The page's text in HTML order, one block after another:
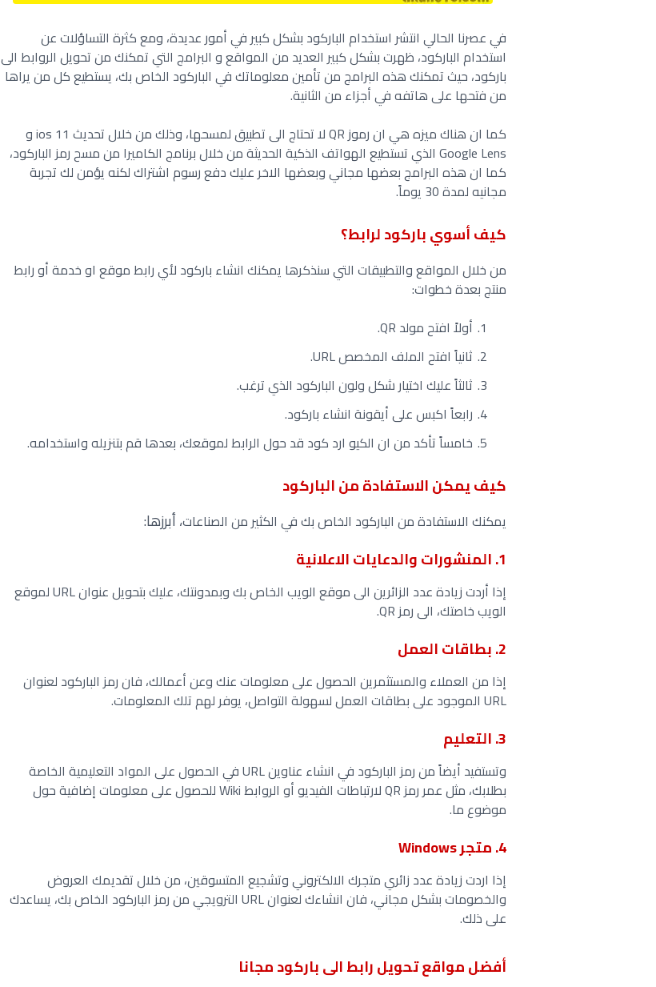
في عصرنا الحالي انتشر استخدام الباركود بشكل كبير في أمور عديدة، ومع كثرة التساؤلات عن
استخدام الباركود، ظهرت بشكل كبير العديد من المواقع و البرامج التي تمكنك من تحويل الروابط الى
باركود، حيث تمكنك هذه البرامج من تأمين معلوماتك في الباركود الخاص بك، يستطيع كل من يراها
من فتحها على هاتفه في أجزاء من الثانية.
كما ان هناك ميزه هي ان رموز QR لا تحتاج الى تطبيق لمسحها، وذلك من خلال تحديث ios 11 و
Google Lens الذي تستطيع الهواتف الذكية الحديثة من خلال برنامج الكاميرا من مسح رمز الباركود،
كما ان هذه البرامج بعضها مجاني وبعضها الاخر عليك دفع رسوم اشتراك لكنه يؤمن لك تجربة
مجانيه لمدة 30 يوماً.
كيف أسوي باركود لرابط؟
من خلال المواقع والتطبيقات التي سنذكرها يمكنك انشاء باركود لأي رابط موقع او خدمة أو رابط
منتج بعدة خطوات:
أولاً افتح مولد QR.
ثانياً افتح الملف المخصص URL.
ثالثاً عليك اختيار شكل ولون الباركود الذي ترغب.
رابعاً اكبس على أيقونة انشاء باركود.
خامساً تأكد من ان الكيو ارد كود قد حول الرابط لموقعك، بعدها قم بتنزيله واستخدامه.
كيف يمكن الاستفادة من الباركود
يمكنك الاستفادة من الباركود الخاص بك في الكثير من الصناعات، أبرزها:
1. المنشورات والدعايات الاعلانية
إذا أردت زيادة عدد الزائرين الى موقع الويب الخاص بك وبمدونتك، عليك بتحويل عنوان URL لموقع
الويب خاصتك، الى رمز QR.
2. بطاقات العمل
إذا من العملاء والمستثمرين الحصول على معلومات عنك وعن أعمالك، فان رمز الباركود لعنوان
URL الموجود على بطاقات العمل لسهولة التواصل، يوفر لهم تلك المعلومات.
3. التعليم
وتستفيد أيضاً من رمز الباركود في انشاء عناوين URL في الحصول على المواد التعليمية الخاصة
بطلابك، مثل عمر رمز QR لارتباطات الفيديو أو الروابط Wiki للحصول على معلومات إضافية حول
موضوع ما.
4. متجر Windows
إذا اردت زيادة عدد زائري متجرك الالكتروني وتشجيع المتسوقين، من خلال تقديمك العروض
والخصومات بشكل مجاني، فان انشاءك لعنوان URL الترويجي من رمز الباركود الخاص بك، يساعدك
على ذلك.
أفضل مواقع تحويل رابط الى باركود مجانا